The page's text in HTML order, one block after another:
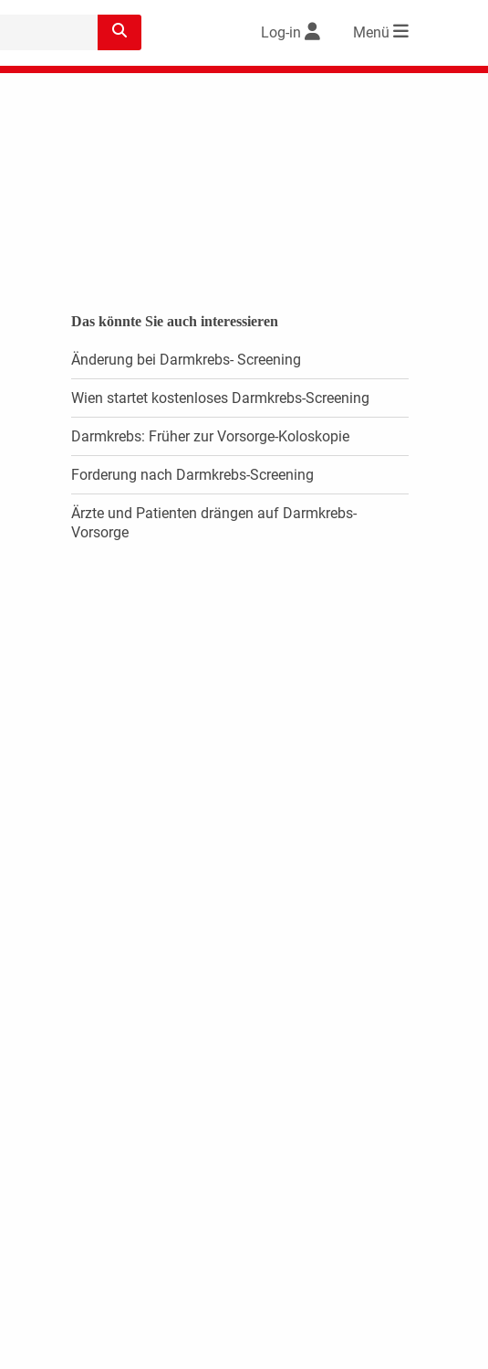
Log-in Menü
Das könnte Sie auch interessieren
Änderung bei Darmkrebs- Screening
Wien startet kostenloses Darmkrebs-Screening
Darmkrebs: Früher zur Vorsorge-Koloskopie
Forderung nach Darmkrebs-Screening
Ärzte und Patienten drängen auf Darmkrebs-
Vorsorge